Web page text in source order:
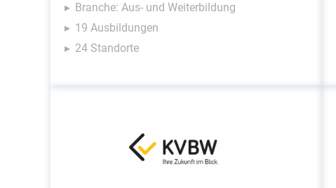
Branche: Aus- und Weiterbildung
19 Ausbildungen
24 Standorte